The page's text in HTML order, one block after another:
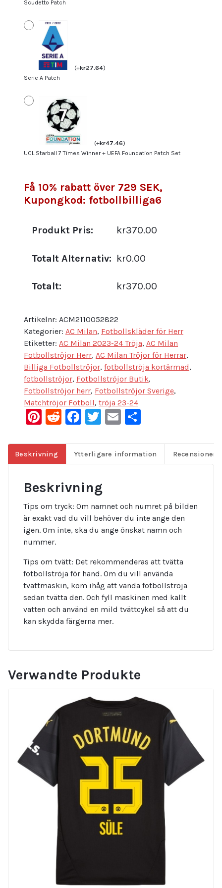
Scudetto Patch
(+kr27.64)
Serie A Patch
(+kr47.46)
UCL Starball 7 Times Winner + UEFA Foundation Patch Set
Få 10% rabatt över 729 SEK,
Kupongkod: fotbollbilliga6
Produkt Pris: kr370.00
Totalt Alternativ: kr0.00
Totalt: kr370.00
Artikelnr: ACM2110052822
Kategorier: AC Milan, Fotbollskläder för Herr
Etiketter: AC Milan 2023-24 Tröja, AC Milan
Fotbollströjor Herr, AC Milan Tröjor för Herrar,
Billiga Fotbollströjor, fotbollströja kortärmad,
fotbollströjor, Fotbollströjor Butik,
Fotbollströjor herr, Fotbollströjor Sverige,
Matchtröjor Fotboll, tröja 23-24
Pinterest
Reddit
Facebook
Twitter
Email
Beskrivning Ytterligare information Recensioner
Beskrivning
Tips om tryck: Om namnet och numret på bilden
är exakt vad du vill behöver du inte ange den
igen. Om inte, ska du ange önskat namn och
nummer.
Tips om tvätt: Det rekommenderas att tvätta
fotbollströja för hand. Om du vill använda
tvättmaskin, kom ihåg att vända fotbollströja
sedan tvätta den. Och fyll maskinen med kallt
vatten och använd en mild tvättcykel så att du
kan skydda färgerna mer.
Verwandte Produkte